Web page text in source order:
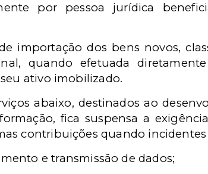
por pessoa jurídica
importação dos bens novos,
quando efetuada
ativo imobilizado.
abaixo, destinados ao
fica suspensa a
contribuições quando
e transmissão de dados;